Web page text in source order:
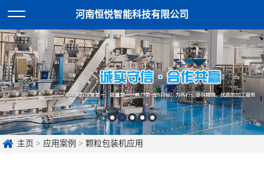
河南恒悦智能科技有限公司
主页 > 应用案例 >颗粒包装机应用